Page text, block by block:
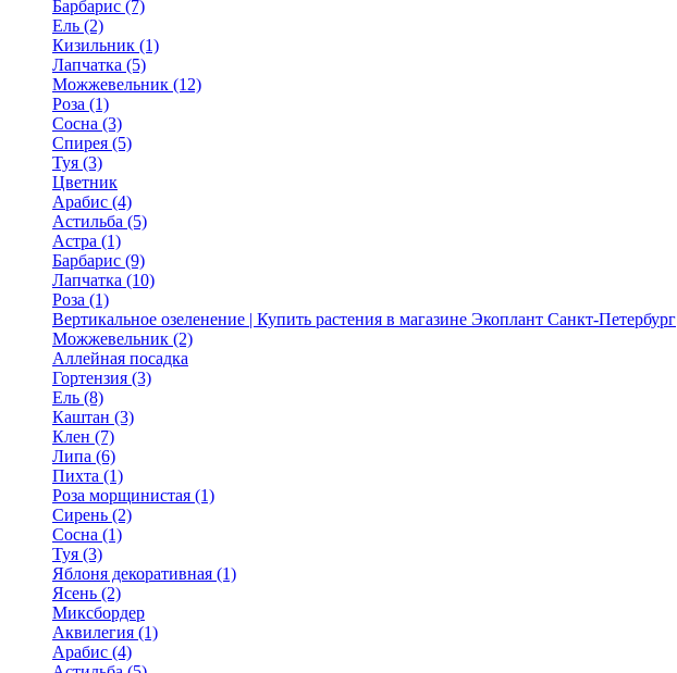
Барбарис (7)
Ель (2)
Кизильник (1)
Лапчатка (5)
Можжевельник (12)
Роза (1)
Сосна (3)
Спирея (5)
Туя (3)
Цветник
Арабис (4)
Астильба (5)
Астра (1)
Барбарис (9)
Лапчатка (10)
Роза (1)
Вертикальное озеленение | Купить растения в магазине Экоплант Санкт-Петербург
Можжевельник (2)
Аллейная посадка
Гортензия (3)
Ель (8)
Каштан (3)
Клен (7)
Липа (6)
Пихта (1)
Роза морщинистая (1)
Сирень (2)
Сосна (1)
Туя (3)
Яблоня декоративная (1)
Ясень (2)
Миксбордер
Аквилегия (1)
Арабис (4)